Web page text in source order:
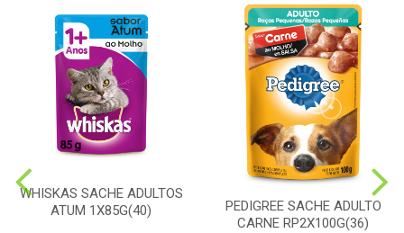
WHISKAS SACHE ADULTOS
ATUM 1X85G(40)
PEDIGREE SACHE ADULTO
CARNE RP2X100G(36)